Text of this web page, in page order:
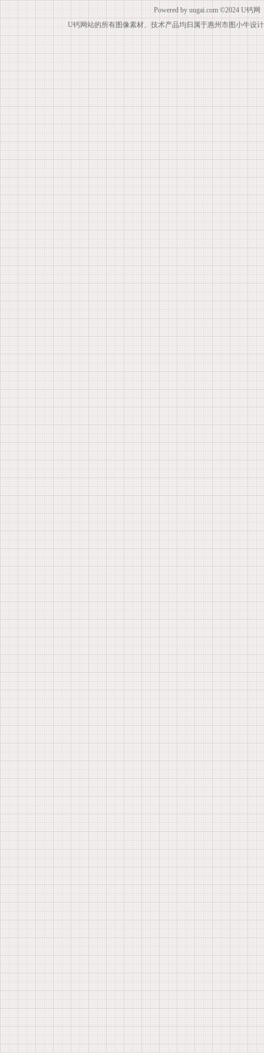
Powered by uugai.com ©2024 U钙网
U钙网站的所有图像素材、技术产品均归属于惠州市图小牛设